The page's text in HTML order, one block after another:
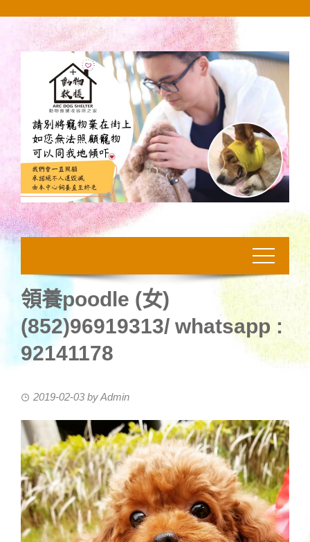
領養poodle (女)
(852)96919313/ whatsapp :
92141178
2019-02-03 byAdmin